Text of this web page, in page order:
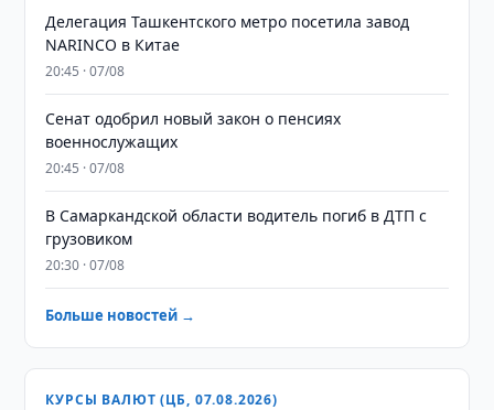
Делегация Ташкентского метро посетила завод
NARINCO в Китае
20:45 · 07/08
Сенат одобрил новый закон о пенсиях
военнослужащих
20:45 · 07/08
В Самаркандской области водитель погиб в ДТП с
грузовиком
20:30 · 07/08
Больше новостей →
КУРСЫ ВАЛЮТ (ЦБ, 07.08.2026)